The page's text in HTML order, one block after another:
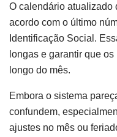
O calendário atualizado
acordo com o último
Identificação Social.
longas e garantir que
longo do mês.
Embora o sistema
confundem,
ajustes no mês ou